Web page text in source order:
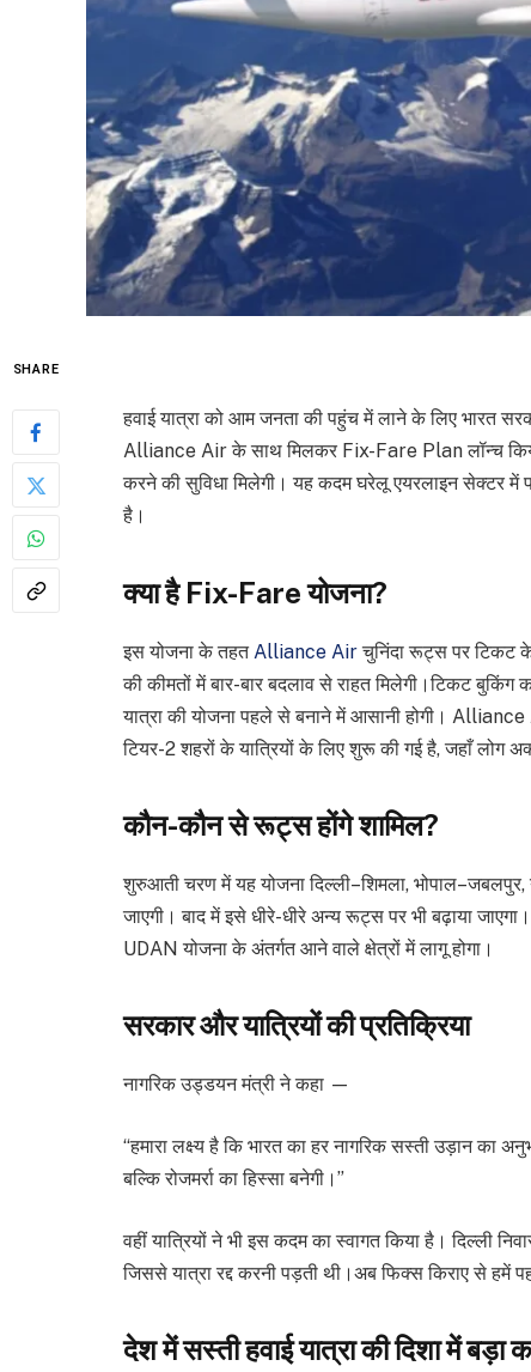
SHARE
हवाई यात्रा को आम जनता की पहुंच में लाने के लिए भारत
Alliance Air के साथ मिलकर Fix-Fare Plan लॉन्च
करने की सुविधा मिलेगी। यह कदम घरेलू एयरलाइन सेक्टर में
है।
क्या है Fix-Fare योजना?
इस योजना के तहत Alliance Airचुनिंदा रूट्स पर टिकट
की कीमतों में बार-बार बदलाव से राहत मिलेगी।टिकट
यात्रा की योजना पहले से बनाने में आसानी होगी।
टियर-2 शहरों के यात्रियों के लिए शुरू की गई है, जहाँ लोग
कौन-कौन से रूट्स होंगे शामिल?
शुरुआती चरण में यह योजना दिल्ली–शिमला,
जाएगी। बाद में इसे धीरे-धीरे अन्य रूट्स पर भी बढ़ाया
UDAN योजना के अंतर्गत आने वाले क्षेत्रों में लागू होगा।
सरकार और यात्रियों की प्रतिक्रिया
नागरिक उड्डयन मंत्री ने कहा —
“हमारा लक्ष्य है कि भारत का हर नागरिक सस्ती उड़ान का
बल्कि रोजमर्रा का हिस्सा बनेगी।”
वहीं यात्रियों ने भी इस कदम का स्वागत किया है। दिल्ली
जिससे यात्रा रद्द करनी पड़ती थी।अब फिक्स किराए से हमें
देश में सस्ती हवाई यात्रा की दिशा में बड़ा